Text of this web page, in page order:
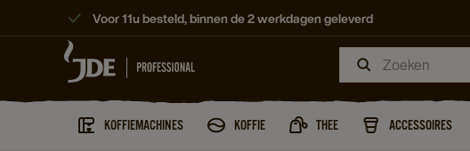
Voor 11u besteld, binnen de 2 werkdagen geleverd
KOFFIEMACHINES KOFFIE THEE ACCESSOIRES